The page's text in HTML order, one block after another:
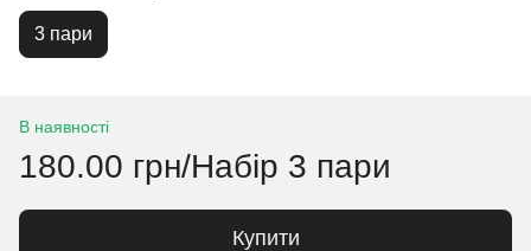
3 пари
В наявності
180.00 грн/Набір 3 пари
Купити